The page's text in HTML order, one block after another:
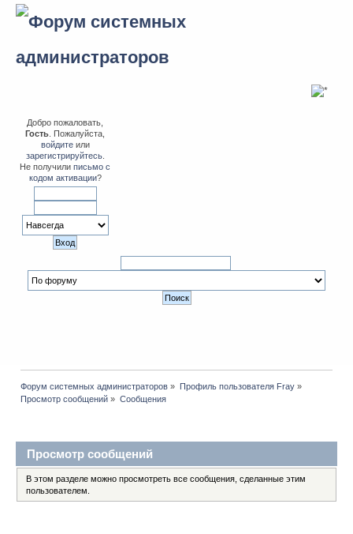
Добро пожаловать,
Гость . Пожалуйста,
войдитеили
зарегистрируйтесь.
Не получилиписьмо с
кодом активации?
Форум системных администраторов » Профиль пользователя Fray»
Просмотр сообщений » Сообщения
Просмотр сообщений
В этом разделе можно просмотреть все сообщения, сделанные этим
пользователем.